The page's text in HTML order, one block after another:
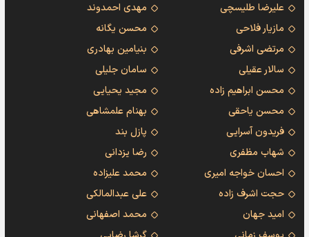
علیرضا طلیسچی
مهدی احمدوند
مازیار فلاحی
محسن یگانه
مرتضی اشرفی
بنیامین بهادری
سالار عقیلی
سامان جلیلی
محسن ابراهیم زاده
مجید یحیایی
محسن یاحقی
بهنام علمشاهی
فریدون آسرایی
پازل بند
شهاب مظفری
رضا یزدانی
احسان خواجه امیری
محمد علیزاده
حجت اشرف زاده
علی عبدالمالکی
امید جهان
محمد اصفهانی